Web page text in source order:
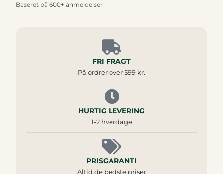
Baseret på 600+ anmeldelser
FRI FRAGT
På ordrer over 599 kr.
HURTIG LEVERING
1-2 hverdage
PRISGARANTI
Altid de bedste priser